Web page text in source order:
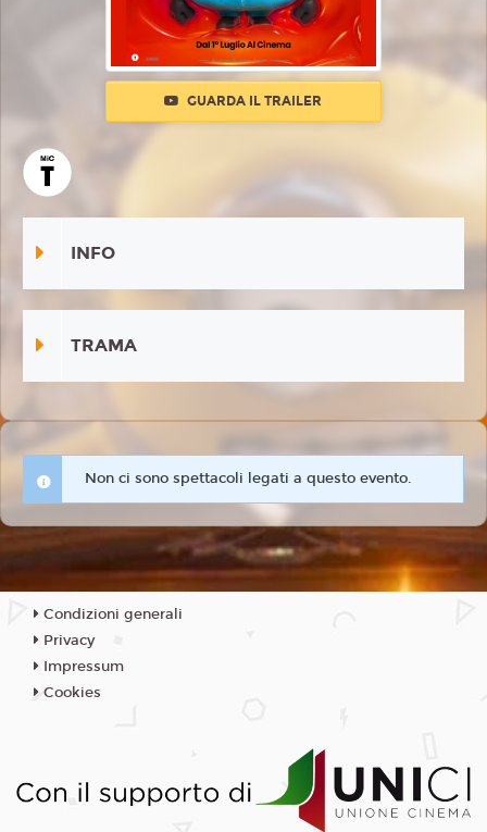
GUARDA IL TRAILER
INFO
TRAMA
Non ci sono spettacoli legati a questo evento.
Condizioni generali
Privacy
Impressum
Cookies